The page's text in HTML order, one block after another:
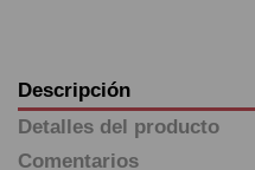
Descripción
Detalles del producto
Comentarios